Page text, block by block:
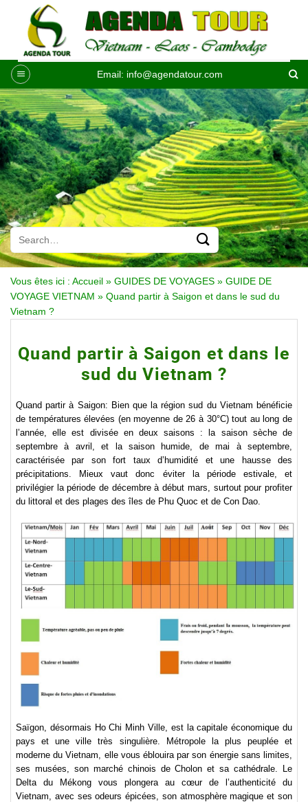
contenu
Email: info@agendatour.com
Vous êtes ici : Accueil » GUIDES DE VOYAGES » GUIDE DE
VOYAGE VIETNAM » Quand partir à Saigon et dans le sud du
Vietnam ?
Quand partir à Saigon et dans le
sud du Vietnam ?
Quand partir à Saigon: Bien que la région sud du Vietnam bénéficie
de températures élevées (en moyenne de 26 à 30°C) tout au long de
l’année, elle est divisée en deux saisons : la saison sèche de
septembre à avril, et la saison humide, de mai à septembre,
caractérisée par son fort taux d’humidité et une hausse des
précipitations. Mieux vaut donc éviter la période estivale, et
privilégier la période de décembre à début mars, surtout pour profiter
du littoral et des plages des îles de Phu Quoc et de Con Dao.
Saïgon, désormais Ho Chi Minh Ville, est la capitale économique du
pays et une ville très singulière. Métropole la plus peuplée et
moderne du Vietnam, elle vous éblouira par son énergie sans limites,
ses musées, son marché chinois de Cholon et sa cathédrale. Le
Delta du Mékong vous plongera au cœur de l’authenticité du
Vietnam, avec ses odeurs épicées, son atmosphère magique et son